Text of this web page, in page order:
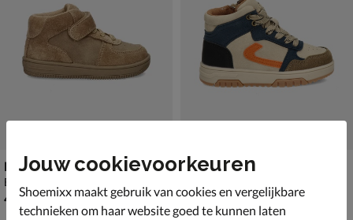
Nelson Kids
Babyschoenen - beige
€ 49,99
49 ,99
Nelson Kids
€ 59,99
59,99
Jouw cookievoorkeuren
Shoemixx maakt gebruik van cookies en vergelijkbare
technieken om haar website goed te kunnen laten